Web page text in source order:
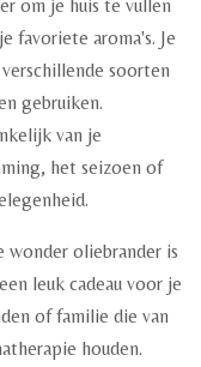
om je huis te vullen
favoriete aroma's. Je
soorten
gebruiken.
van je
het seizoen of
wonder oliebrander is
leuk cadeau voor je
of familie die van
houden.